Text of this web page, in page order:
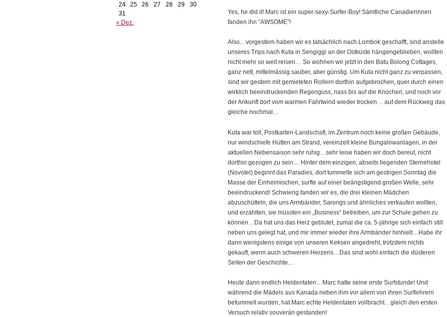
Yes, he did it! Marc ist ein super-sexy-Surfer-Boy! Sämtliche Canadierinnen
fanden ihn “AWSOME”!
Also…vorgestern haben wir es tatsächlich nach Lombok geschafft, sind anstelle
unseres Trips nach Kuta in Sengiggi an der Ostküste hängengeblieben, wollten
nicht mehr so weit reisen… So wohnen wir jetzt in den Batu Bolong Cottages,
ganz nett, mittelmässig sauber, aber günstig. Um Kuta nicht ganz zu verpassen,
sind wir gestern mit gemieteten Rollern dorthin aufgebrochen, quer durch einen
wirklich beeindruckenden Regenguss, nass bis auf die Knochen, und noch vor
der Ankunft dort vom warmen Fahrtwind wieder trocken… auf dem Rückweg das
gleiche nochmal…
Kuta war toll, Postkarten-Landschaft, im Zentrum noch keine großen Gebäude,
nur windschiefe Hütten am Strand, vereinzelt kleine Bungalowanlagen, in der
aktuellen Nebensaison sehr ruhig…sehr leise haben wir doch bereut, nicht
dorthin gezogen zu sein… Hinter dem einzigen, abseits liegenden Sternehotel
(Novotel) beginnt das Paradies, dort tummelte sich am gestrigen Sonntag die
Masse der Einheimischen, surfte auf einer beängstigend großen Welle, sehr
beeindruckend! Schwierig fanden wir es, die drei kleinen Mädchen
abzuschütteln, die uns Armbänder, Sarongs und ähnliches verkaufen wollten,
und erzählten, sie müssten ein „Business“ betreiben, um zur Schule gehen zu
können…Da hat uns das Herz geblutet, zumal die ca. 5-jährige sich einfach still
neben uns gelegt hat, und mir immer wieder ihre Armbänder hinhielt…Habe ihr
dann wenigstens einige von unseren Keksen angedreht, trotzdem nichts
gekauft, wenn auch schweren Herzens…Das sind wohl einfach die düsteren
Seiten der Geschichte…
Heute dann endlich Heldentaten…Marc hatte seine erste Surfstunde! Und
während die Mädels aus Kanada neben ihm vor allem von ihren Surflehrern
befummelt wurden, hat Marc echte Heldentaten vollbracht…gleich den ersten
Versuch relativ souverän gestanden!
24
25 26 27 28 29
30
31
« Dez.